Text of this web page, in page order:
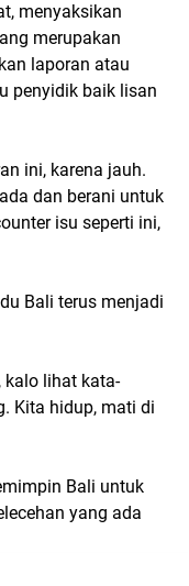
menyaksikan
merupakan
laporan atau
penyidik baik lisan
ini, karena jauh.
dan berani untuk
isu seperti ini,
Bali terus menjadi
kalo lihat kata-
Kita hidup, mati di
Bali untuk
yang ada